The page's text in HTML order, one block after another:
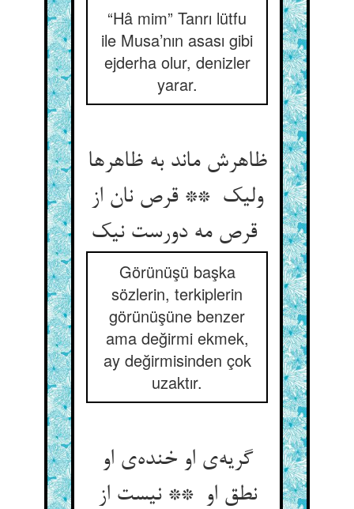
“Hâ mim” Tanrı lütfu
ile Musa’nın asası gibi
ejderha olur, denizler
yarar.
ظاهرش ماند به ظاهرها
ولیک ** قرص نان از
قرص مه دورست نیک
Görünüşü başka
sözlerin, terkiplerin
görünüşüne benzer
ama değirmi ekmek,
ay değirmisinden çok
uzaktır.
گریه‌ی او خنده‌ی او
نطق او ** نیست از